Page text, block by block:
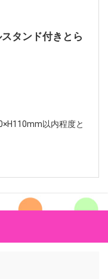
タンド付きとら
以内程度と